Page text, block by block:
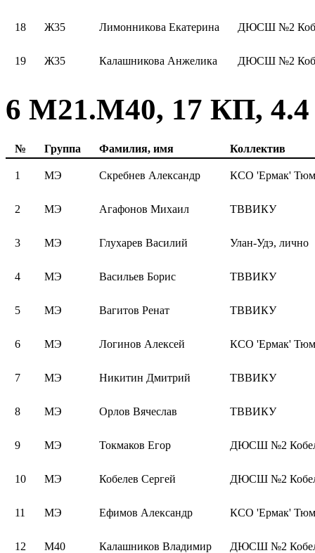
18 Ж35 Лимонникова Екатерина ДЮСШ №2
19 Ж35 Калашникова Анжелика ДЮСШ №2
6 М21.М40, 17 КП,
№ Группа Фамилия, имя Коллектив
1 МЭ Скребнев Александр КСО 'Ермак'
2 МЭ Агафонов Михаил ТВВИКУ
3 МЭ Глухарев Василий Улан-Удэ, лично
4 МЭ Васильев Борис ТВВИКУ
5 МЭ Вагитов Ренат ТВВИКУ
6 МЭ Логинов Алексей КСО 'Ермак'
7 МЭ Никитин Дмитрий ТВВИКУ
8 МЭ Орлов Вячеслав ТВВИКУ
9 МЭ Токмаков Егор ДЮСШ №2
10 МЭ Кобелев Сергей ДЮСШ №2
11 МЭ Ефимов Александр КСО 'Ермак'
12 М40 Калашников Владимир ДЮСШ №2